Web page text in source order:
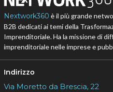
Nextwork360 è il più grande
B2B dedicati ai temi della
Imprenditoriale. Ha la missione di
imprenditoriale nelle imprese e
Indirizzo
Via Moretto da Brescia, 22